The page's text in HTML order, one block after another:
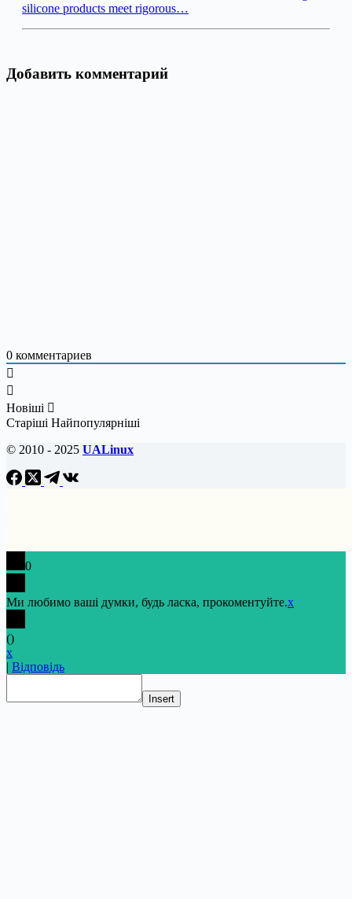
silicone products meet rigorous…
Добавить комментарий
0 комментариев
Новіші
Старіші Найпопулярніші
© 2010 - 2025 UALinux
0
Ми любимо ваші думки, будь ласка, прокоментуйте.x
()
x
| Відповідь
Insert